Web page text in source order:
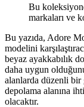
Bu
markaları ve
Bu yazıda, Adore
modelini
beyaz ayakkabılık
daha uygun
alanlarda düzenli bir
depolama alanına
olacaktır.